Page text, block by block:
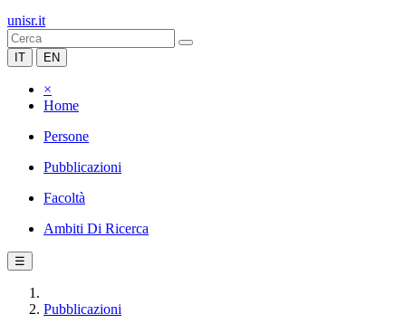
unisr.it
IT EN
×
Home
Persone
Pubblicazioni
Facoltà
Ambiti Di Ricerca
☰
Pubblicazioni